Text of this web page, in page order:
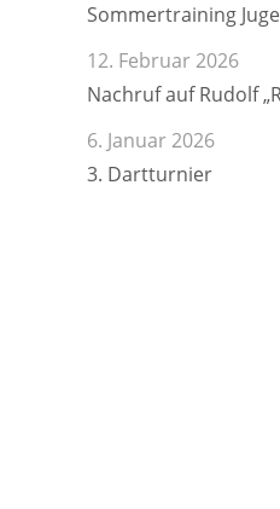
Sommertraining
12. Februar 2026
Nachruf auf Rudolf
6. Januar 2026
3. Dartturnier